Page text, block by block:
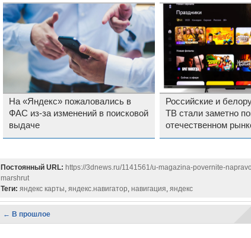
На «Яндекс» пожаловались в
ФАС из-за изменений в поисковой
выдаче
Российские и
ТВ стали заметно
отечественном
лидируют
Постоянный URL: https://3dnews.ru/1141561/u-magazina-povernite-
marshrut
Теги: яндекс карты, яндекс.навигатор, навигация, яндекс
← В прошлое